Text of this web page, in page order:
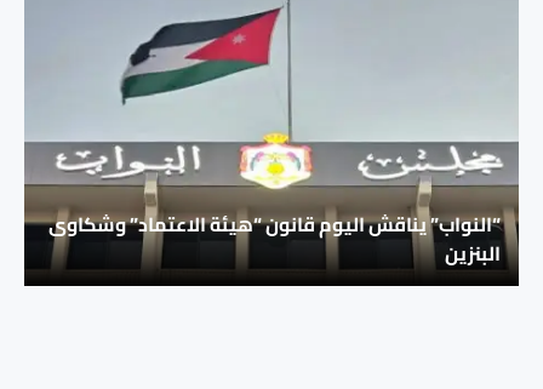
“النواب” يناقش اليوم قانون “هيئة الاعتماد” وشكاوى
البنزين